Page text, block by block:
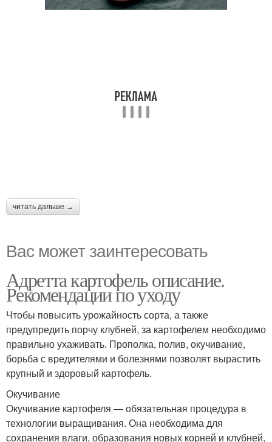
читать дальше →
Вас может заинтересовать
Адретта картофель описание.
Рекомендации по уходу
Чтобы повысить урожайность сорта, а также
предупредить порчу клубней, за картофелем необходимо
правильно ухаживать. Прополка, полив, окучивание,
борьба с вредителями и болезнями позволят вырастить
крупный и здоровый картофель.
Окучивание
Окучивание картофеля — обязательная процедура в
технологии выращивания. Она необходима для
сохранения влаги, образования новых корней и клубней,